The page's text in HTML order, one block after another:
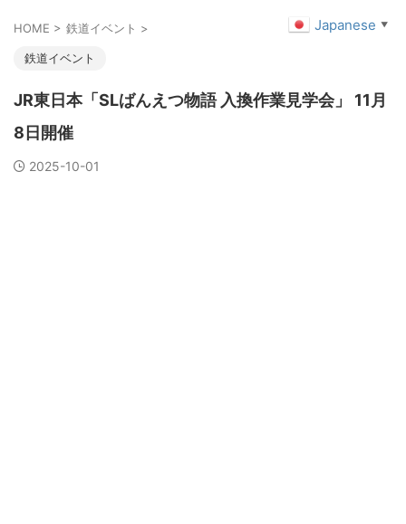
HOME > 鉄道イベント >
鉄道イベント
JR東日本「SLばんえつ物語 入換作業見学会」 11月
8日開催
2025-10-01
Japanese ▼